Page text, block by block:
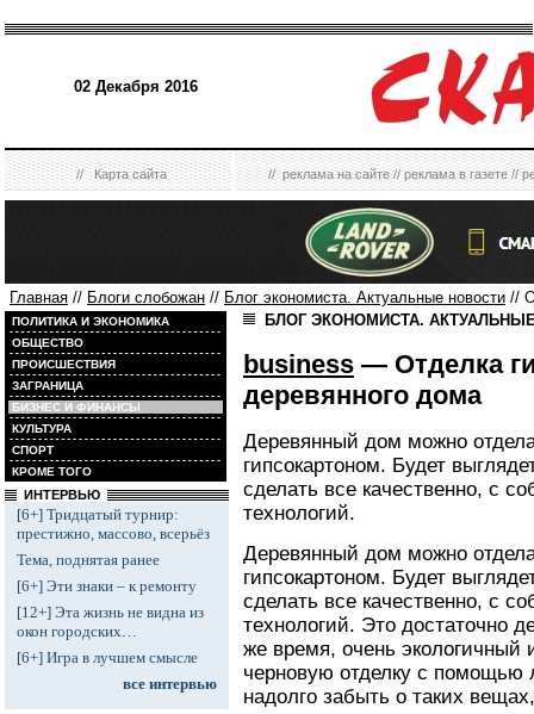
02 Декабря 2016
//Карта сайта //реклама на сайте//реклама в газете//
Главная // Блоги слобожан // Блог экономиста. Актуальные новости //
ПОЛИТИКА И ЭКОНОМИКА
ОБЩЕСТВО
ПРОИСШЕСТВИЯ
ЗАГРАНИЦА
БИЗНЕС И ФИНАНСЫ
КУЛЬТУРА
СПОРТ
КРОМЕ ТОГО
ИНТЕРВЬЮ
[6+] Тридцатый турнир:
престижно, массово, всерьёз
Тема, поднятая ранее
[6+] Эти знаки – к ремонту
[12+] Эта жизнь не видна из
окон городских…
[6+] Игра в лучшем смысле
все интервью
БЛОГ ЭКОНОМИСТА.
business — Отделка
деревянного дома
Деревянный дом можно
гипсокартоном. Будет
сделать все качественно, с
технологий.
Деревянный дом можно
гипсокартоном. Будет
сделать все качественно, с
технологий. Это достаточно
же время, очень экологичный
черновую отделку с помощью
надолго забыть о таких